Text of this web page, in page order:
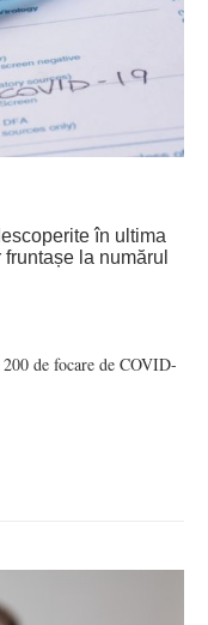
în ultima
la numărul
de focare de COVID-